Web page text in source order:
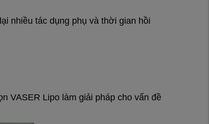
nhiều tác dụng phụ và thời gian hồi
VASER Lipo làm giải pháp cho vấn đề